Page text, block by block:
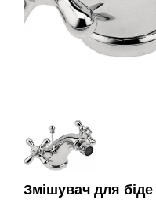
Змішувач для